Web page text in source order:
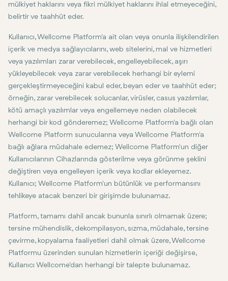
mülkiyet haklarını veya fikri mülkiyet haklarını ihlal etmeyeceğini,
belirtir ve taahhüt eder.
Kullanıcı, Wellcome Platform'a ait olan veya onunla ilişkilendirilen
içerik ve medya sağlayıcılarını, web sitelerini, mal ve hizmetleri
veya yazılımları zarar verebilecek, engelleyebilecek, aşırı
yükleyebilecek veya zarar verebilecek herhangi bir eylemi
gerçekleştirmeyeceğini kabul eder, beyan eder ve taahhüt eder;
örneğin, zarar verebilecek solucanlar, virüsler, casus yazılımlar,
kötü amaçlı yazılımlar veya engellemeye neden olabilecek
herhangi bir kod gönderemez; Wellcome Platform'a bağlı olan
Wellcome Platform sunucularına veya Wellcome Platform'a
bağlı ağlara müdahale edemez; Wellcome Platform'un diğer
Kullanıcılarının Cihazlarında gösterilme veya görünme şeklini
değiştiren veya engelleyen içerik veya kodlar ekleyemez.
Kullanıcı; Wellcome Platform'un bütünlük ve performansını
tehlikeye atacak benzeri bir girişimde bulunamaz.
Platform, tamamı dahil ancak bununla sınırlı olmamak üzere;
tersine mühendislik, dekompilasyon, sızma, müdahale, tersine
çevirme, kopyalama faaliyetleri dahil olmak üzere, Wellcome
Platformu üzerinden sunulan hizmetlerin içeriği değişirse,
Kullanıcı Wellcome'dan herhangi bir talepte bulunamaz.